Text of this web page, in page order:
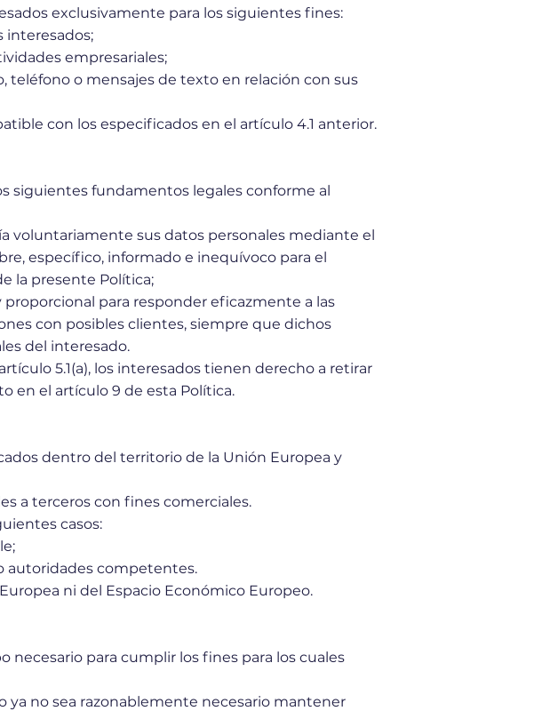
exclusivamente para los siguientes fines:
interesados;
empresariales;
teléfono o mensajes de texto en relación con sus
con los especificados en el artículo 4.1 anterior.
siguientes fundamentos legales conforme al
voluntariamente sus datos personales mediante el
específico, informado e inequívoco para el
la presente Política;
proporcional para responder eficazmente a las
con posibles clientes, siempre que dichos
del interesado.
5.1(a), los interesados tienen derecho a retirar
en el artículo 9 de esta Política.
dentro del territorio de la Unión Europea y
a terceros con fines comerciales.
casos:
autoridades competentes.
ni del Espacio Económico Europeo.
necesario para cumplir los fines para los cuales
ya no sea razonablemente necesario mantener